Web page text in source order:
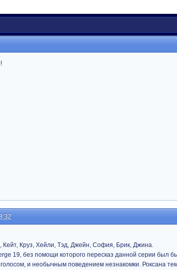
Круз, Хейли, Тэд, Джейн, София, Брик, Джина.
19, без помощи которого пересказ данной серии был
и необычным поведением незнакомки. Роксана